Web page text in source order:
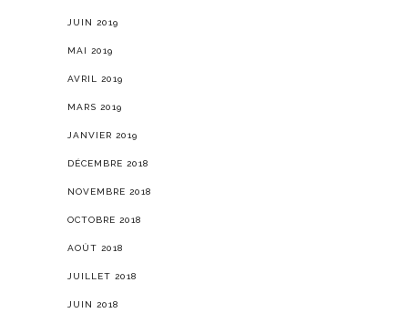
JUIN 2019
MAI 2019
AVRIL 2019
MARS 2019
JANVIER 2019
DÉCEMBRE 2018
NOVEMBRE 2018
OCTOBRE 2018
AOÛT 2018
JUILLET 2018
JUIN 2018